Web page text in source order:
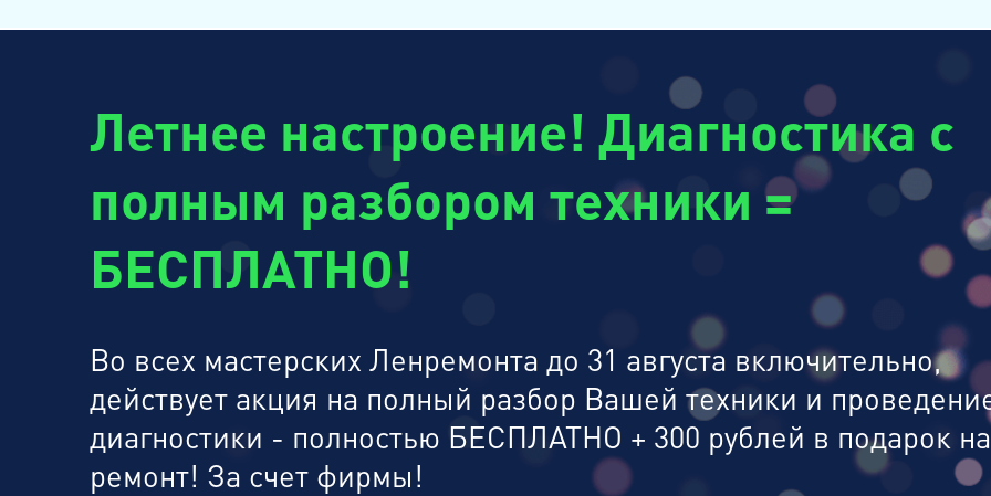
Летнее настроение! Диагностика с
полным разбором техники =
БЕСПЛАТНО!
Во всех мастерских Ленремонта до 31 августа включительно,
действует акция на полный разбор Вашей техники и
диагностики - полностью БЕСПЛАТНО + 300 рублей в подарок на
ремонт! За счет фирмы!